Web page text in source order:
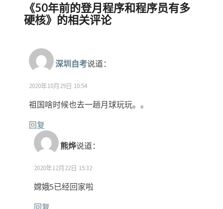
《50年前的登月程序和程序员有多
硬核》的相关评论
深圳自考说道：
2020年10月29日 10:54
祖国啥时候也去一趟月球玩玩。。
回复
熊烨说道：
2020年12月22日 15:32
嫦娥5已经回家啦
回复